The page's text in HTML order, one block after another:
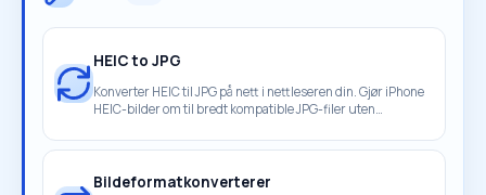
HEIC to JPG
Konverter HEIC til JPG på nett i nettleseren din. Gjør iPhone
HEIC-bilder om til bredt kompatible JPG-filer uten
Bildeformatkonverterer